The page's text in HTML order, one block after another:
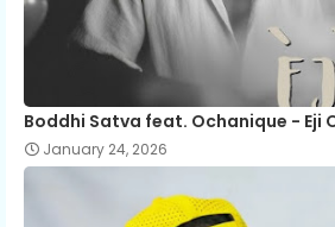
Boddhi Satva feat. Ochanique - Eji
January 24, 2026